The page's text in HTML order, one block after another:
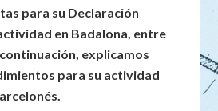
para su Declaración
en Badalona, entre
explicamos
para su actividad